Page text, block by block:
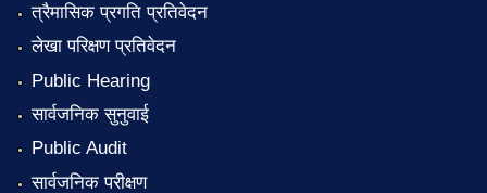
त्रैमासिक प्रगति प्रतिवेदन
लेखा परिक्षण प्रतिवेदन
Public Hearing
सार्वजनिक सुनुवाई
Public Audit
सार्वजनिक परीक्षण